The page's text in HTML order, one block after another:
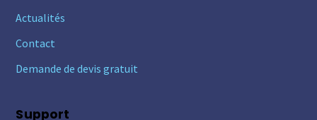
Actualités
Contact
Demande de devis gratuit
Support